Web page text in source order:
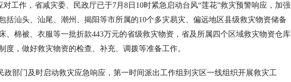
对工作，省减灾委、民政厅已于7月8日10时紧急启动台风“莲花”救灾预警响应，加强
括汕头、汕尾、潮州、揭阳等市所属的10个多灾易灾、偏远地区县级救灾物资储备
、棉被、衣服等一批折款443万元的省级救灾物资，省及所属四个区域救灾物资仓库
度，做好救灾物资的检查、补充、调拨等准备工作。
政部门及时启动救灾应急响应，第一时间派出工作组到灾区一线组织开展救灾工